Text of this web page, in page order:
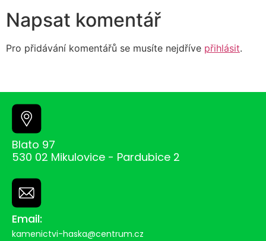
Napsat komentář
Pro přidávání komentářů se musíte nejdříve přihlásit.
Blato 97
530 02 Mikulovice - Pardubice 2
Email:
kamenictvi-haska@centrum.cz